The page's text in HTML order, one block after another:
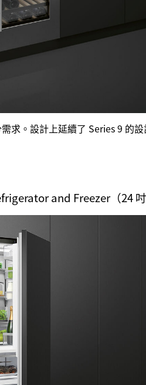
求。設計上延續了 Series 9 的
and Freezer（24